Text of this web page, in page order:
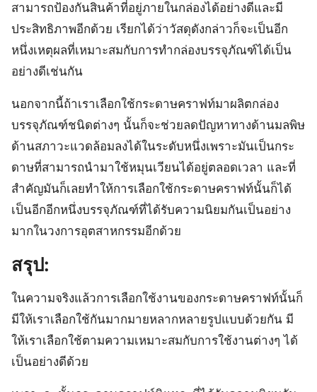
สามารถป้องกันสินค้าที่อยู่ภายในกล่องได้อย่างดีและมี
ประสิทธิภาพอีกด้วย เรียกได้ว่าวัสดุดังกล่าวก็จะเป็นอีก
หนึ่งเหตุผลที่เหมาะสมกับการทำกล่องบรรจุภัณฑ์ได้เป็น
อย่างดีเช่นกัน
นอกจากนี้ถ้าเราเลือกใช้กระดาษคราฟท์มาผลิตกล่อง
บรรจุภัณฑ์ชนิดต่างๆ นั้นก็จะช่วยลดปัญหาทางด้านมลพิษ
ด้านสภาวะแวดล้อมลงได้ในระดับหนึ่งเพราะมันเป็นกระ
ดาษที่สามารถนำมาใช้หมุนเวียนได้อยู่ตลอดเวลา และที่
สำคัญมันก็เลยทำให้การเลือกใช้กระดาษคราฟท์นั้นก็ได้
เป็นอีกอีกหนึ่งบรรจุภัณฑ์ที่ได้รับความนิยมกันเป็นอย่าง
มากในวงการอุตสาหกรรมอีกด้วย
สรุป:
ในความจริงแล้วการเลือกใช้งานของกระดาษคราฟท์นั้นก็
มีให้เราเลือกใช้กันมากมายหลากหลายรูปแบบด้วยกัน มี
ให้เราเลือกใช้ตามความเหมาะสมกับการใช้งานต่างๆ ได้
เป็นอย่างดีด้วย